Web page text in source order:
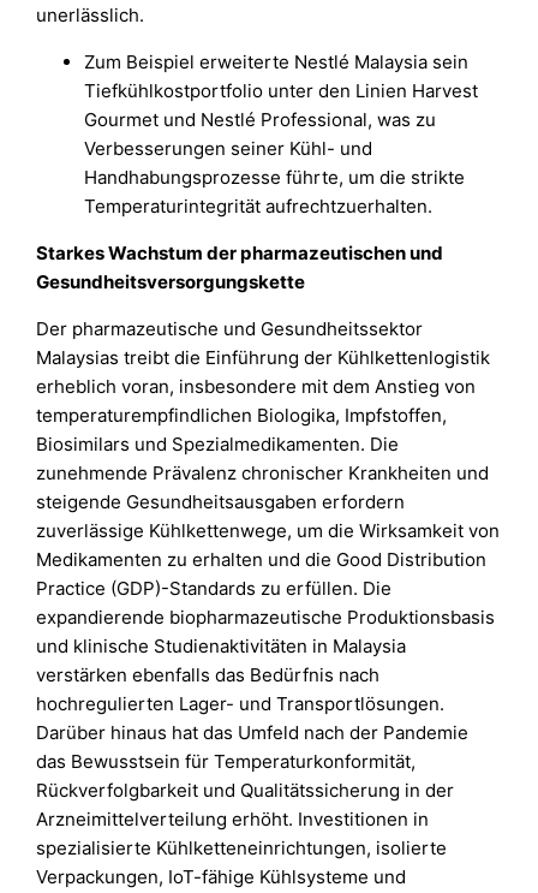
unerlässlich.
Zum Beispiel erweiterte Nestlé Malaysia sein
Tiefkühlkostportfolio unter den Linien Harvest
Gourmet und Nestlé Professional, was zu
Verbesserungen seiner Kühl- und
Handhabungsprozesse führte, um die strikte
Temperaturintegrität aufrechtzuerhalten.
Starkes Wachstum der pharmazeutischen und
Gesundheitsversorgungskette
Der pharmazeutische und Gesundheitssektor
Malaysias treibt die Einführung der Kühlkettenlogistik
erheblich voran, insbesondere mit dem Anstieg von
temperaturempfindlichen Biologika, Impfstoffen,
Biosimilars und Spezialmedikamenten. Die
zunehmende Prävalenz chronischer Krankheiten und
steigende Gesundheitsausgaben erfordern
zuverlässige Kühlkettenwege, um die Wirksamkeit von
Medikamenten zu erhalten und die Good Distribution
Practice (GDP)-Standards zu erfüllen. Die
expandierende biopharmazeutische Produktionsbasis
und klinische Studienaktivitäten in Malaysia
verstärken ebenfalls das Bedürfnis nach
hochregulierten Lager- und Transportlösungen.
Darüber hinaus hat das Umfeld nach der Pandemie
das Bewusstsein für Temperaturkonformität,
Rückverfolgbarkeit und Qualitätssicherung in der
Arzneimittelverteilung erhöht. Investitionen in
spezialisierte Kühlketteneinrichtungen, isolierte
Verpackungen, IoT-fähige Kühlsysteme und